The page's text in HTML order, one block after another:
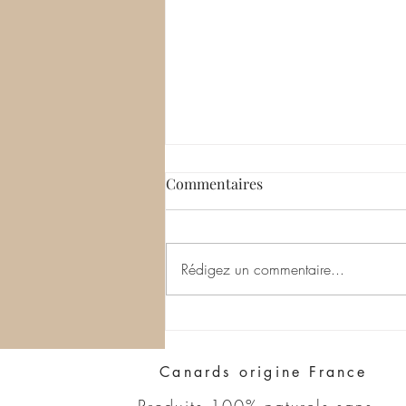
Commentaires
Rédigez un commentaire...
Canards origine France